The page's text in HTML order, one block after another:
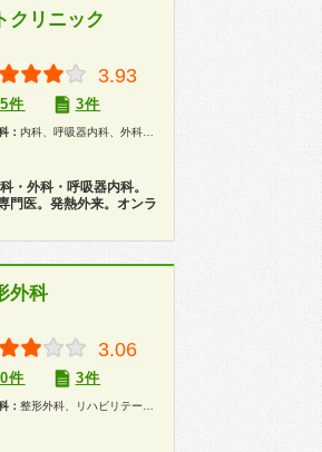
クリニック
3.93
5件 3件
： 内科、呼吸器内科、外科、整形外科、健康診断
・外科・呼吸器内科。
門医。発熱外来。オンラ
外科
3.06
0件 3件
： 整形外科、リハビリテーション科